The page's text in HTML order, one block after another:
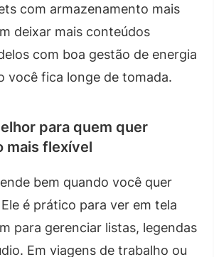
com armazenamento mais
deixar mais conteúdos
com boa gestão de energia
você fica longe de tomada.
para quem quer
mais flexível
bem quando você quer
é prático para ver em tela
para gerenciar listas, legendas
Em viagens de trabalho ou